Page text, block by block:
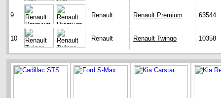
9 Renault Renault Premium 63544
10 Renault Renault Twingo 10358